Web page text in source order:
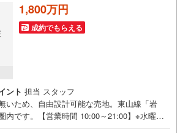
1,800万円
成約でもらえる
ント 担当 スタッフ
いため、自由設計可能な売地。東山線「岩
内です。【営業時間 10:00～21:00】※水曜定